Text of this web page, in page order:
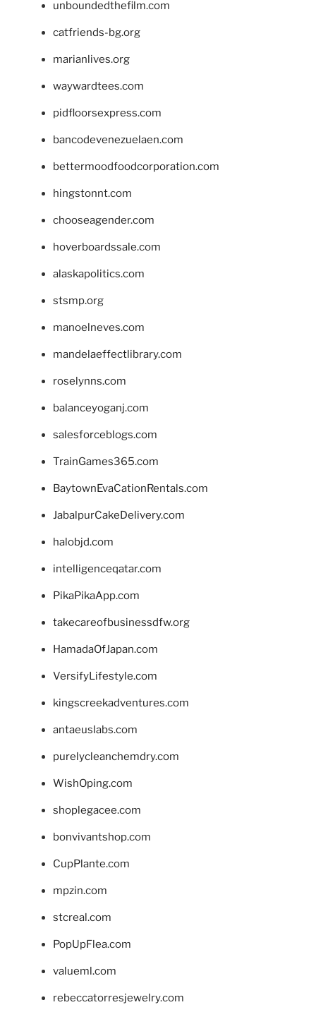
unboundedthefilm.com
catfriends-bg.org
marianlives.org
waywardtees.com
pidfloorsexpress.com
bancodevenezuelaen.com
bettermoodfoodcorporation.com
hingstonnt.com
chooseagender.com
hoverboardssale.com
alaskapolitics.com
stsmp.org
manoelneves.com
mandelaeffectlibrary.com
roselynns.com
balanceyoganj.com
salesforceblogs.com
TrainGames365.com
BaytownEvaCationRentals.com
JabalpurCakeDelivery.com
halobjd.com
intelligenceqatar.com
PikaPikaApp.com
takecareofbusinessdfw.org
HamadaOfJapan.com
VersifyLifestyle.com
kingscreekadventures.com
antaeuslabs.com
purelycleanchemdry.com
WishOping.com
shoplegacee.com
bonvivantshop.com
CupPlante.com
mpzin.com
stcreal.com
PopUpFlea.com
valueml.com
rebeccatorresjewelry.com